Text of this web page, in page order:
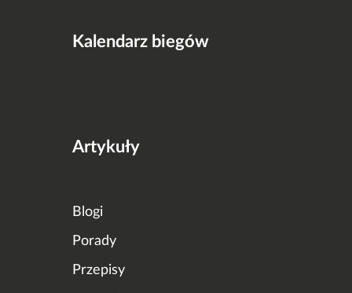
Kalendarz biegów
Artykuły
Blogi
Porady
Przepisy